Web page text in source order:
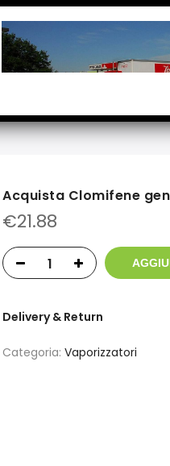
Conselvana, 38a
cannabis H24
Acquista Clomifene
€21.88
Delivery & Return
Categoria: Vaporizzatori